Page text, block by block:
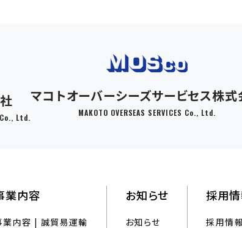
Co., Ltd.
マコトオーバーシーズサービセス株式
MAKOTO OVERSEAS SERVICES Co., Ltd.
業内容
業内容 | 誠貿易運輸
お知らせ
お知らせ
採用
採用情報